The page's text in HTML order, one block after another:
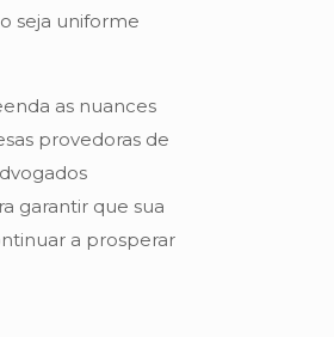
seja uniforme
as nuances
provedoras de
garantir que sua
a prosperar